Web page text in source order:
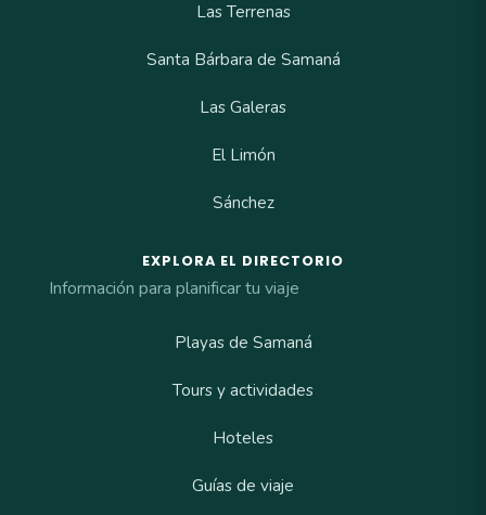
Las Terrenas
Santa Bárbara de Samaná
Las Galeras
El Limón
Sánchez
EXPLORA EL DIRECTORIO
Información para planificar tu viaje
Playas de Samaná
Tours y actividades
Hoteles
Guías de viaje